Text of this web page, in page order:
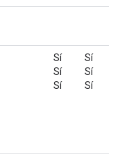
Sí
Sí
Sí
Sí
Sí
Sí